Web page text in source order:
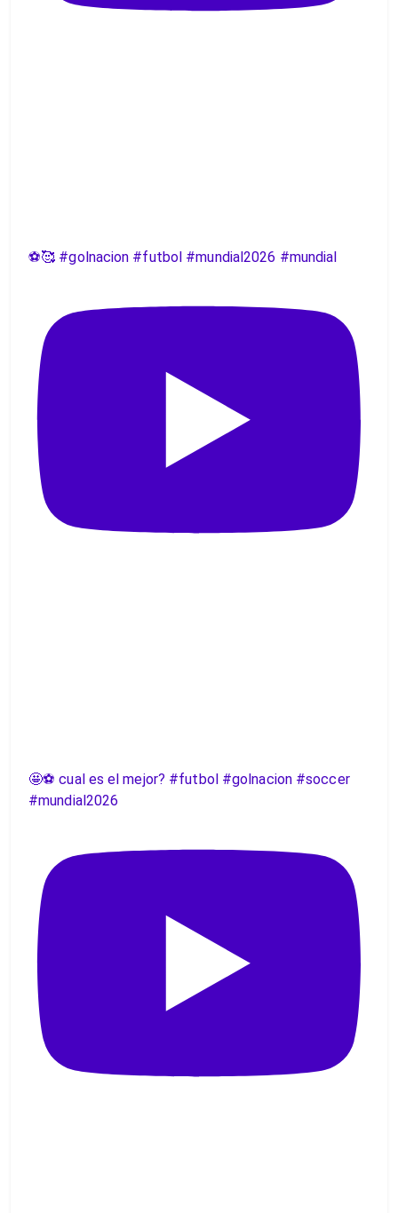
⚽️🥰 #golnacion #futbol #mundial2026 #mundial
🤩⚽️ cual es el mejor? #futbol #golnacion #soccer
#mundial2026